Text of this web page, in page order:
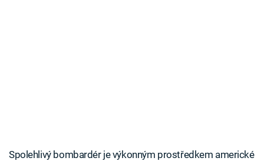
Spolehlivý bombardér je výkonným prostředkem americké